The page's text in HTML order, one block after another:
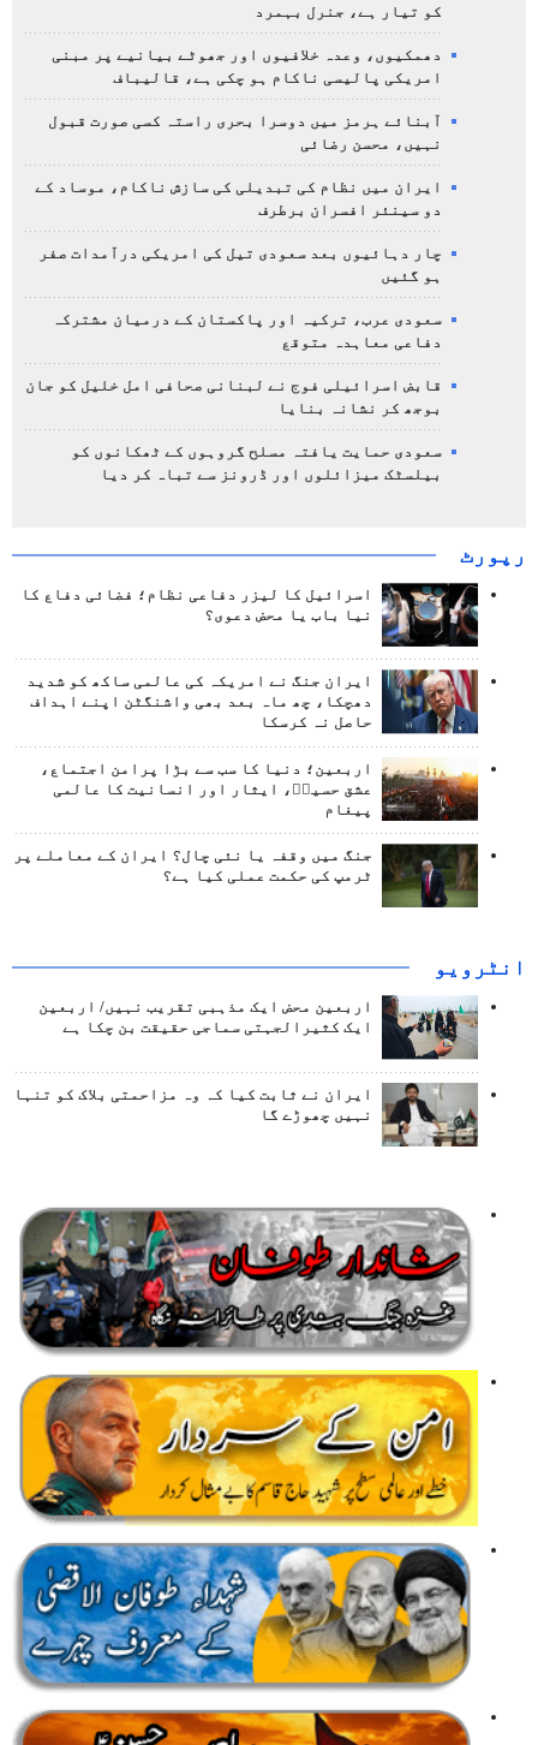
کو تیار ہے، جنرل بہمرد
دھمکیوں، وعدہ خلافیوں اور جھوٹے بیانیے پر مبنی
امریکی پالیسی ناکام ہو چکی ہے، قالیباف
آبنائے ہرمز میں دوسرا بحری راستہ کسی صورت قبول
نہیں، محسن رضائی
ایران میں نظام کی تبدیلی کی سازش ناکام، موساد کے
دو سینئر افسران برطرف
چار دہائیوں بعد سعودی تیل کی امریکی درآمدات صفر
ہو گئیں
سعودی عرب، ترکیہ اور پاکستان کے درمیان مشترکہ
دفاعی معاہدہ متوقع
قابض اسرائیلی فوج نے لبنانی صحافی امل خلیل کو جان
بوجھ کر نشانہ بنایا
سعودی حمایت یافتہ مسلح گروہوں کے ٹھکانوں کو
بیلسٹک میزائلوں اور ڈرونز سے تباہ کر دیا
رپورٹ
اسرائیل کا لیزر دفاعی نظام؛ فضائی دفاع کا
نیا باب یا محض دعوی؟
ایران جنگ نے امریکہ کی عالمی ساکھ کو شدید
دھچکا، چھ ماہ بعد بھی واشنگٹن اپنے اہداف
حاصل نہ کرسکا
اربعین؛ دنیا کا سب سے بڑا پرامن اجتماع،
عشق حسینؑ، ایثار اور انسانیت کا عالمی
پیغام
جنگ میں وقفہ یا نئی چال؟ ایران کے معاملے پر
ٹرمپ کی حکمت عملی کیا ہے؟
انٹرويو
اربعین محض ایک مذہبی تقریب نہیں/ اربعین
ایک کثیرالجہتی سماجی حقیقت بن چکا ہے
ایران نے ثابت کیا کہ وہ مزاحمتی بلاک کو تنہا
نہیں چھوڑے گا